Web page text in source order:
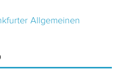
Allgemeinen